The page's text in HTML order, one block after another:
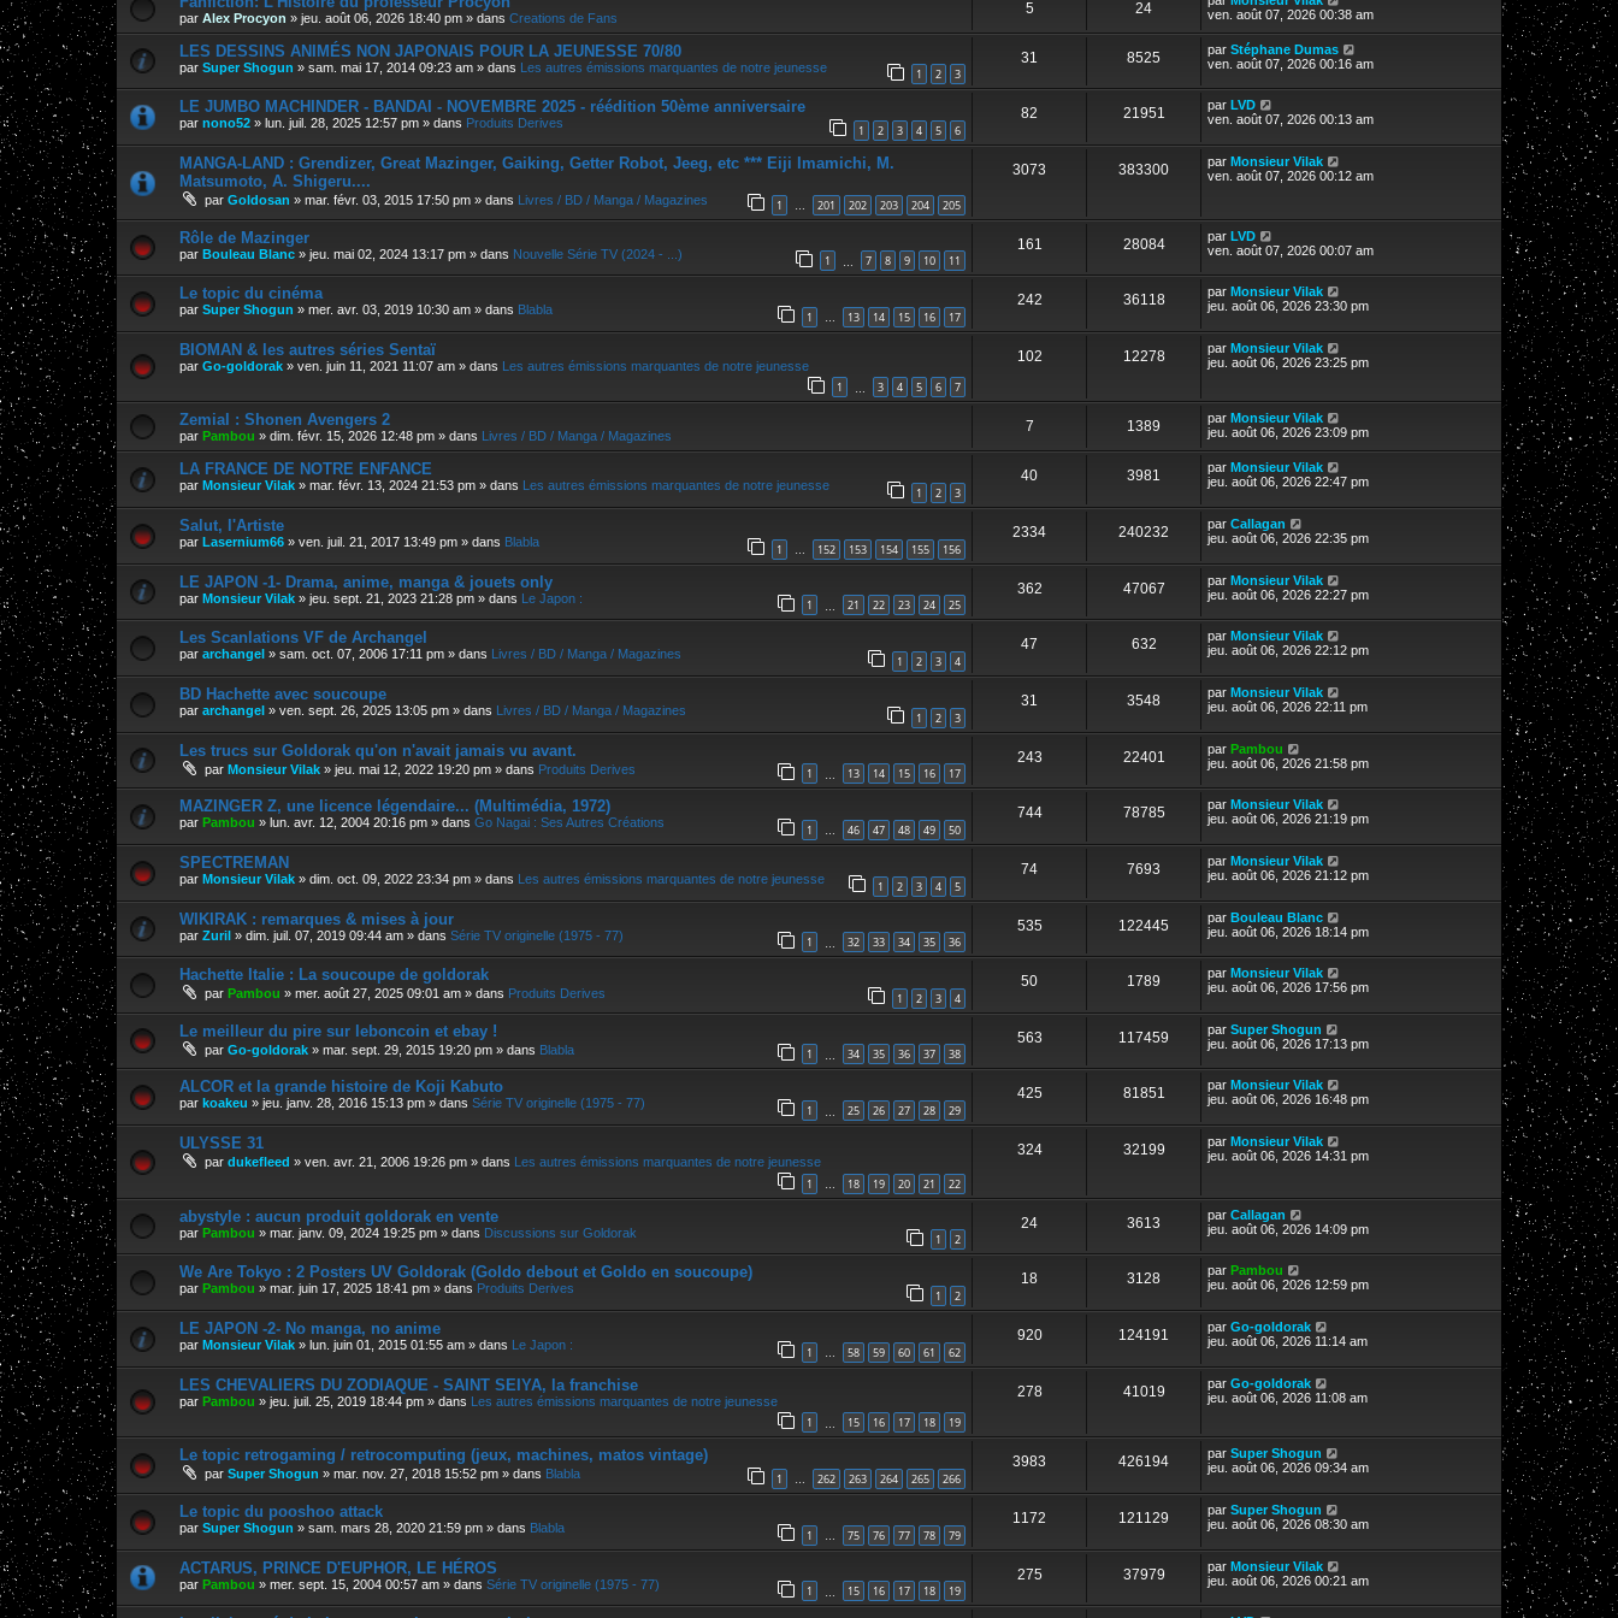
par Alex Procyon » jeu. août 06, 2026 18:40 pm » dans Creations de Fans
5 24
ven. août 07, 2026 00:38 am
LES DESSINS ANIMÉS NON JAPONAIS POUR LA JEUNESSE 70/80
par Super Shogun » sam. mai 17, 2014 09:23 am » dans Les autres émissions marquantes de notre jeunesse 1 2 3
31 8525 par Stéphane Dumas
ven. août 07, 2026 00:16 am
LE JUMBO MACHINDER - BANDAI - NOVEMBRE 2025 - réédition 50ème anniversaire
par nono52 » lun. juil. 28, 2025 12:57 pm » dans Produits Derives 1 2 3 4 5 6
82 21951 par LVD
ven. août 07, 2026 00:13 am
MANGA-LAND : Grendizer, Great Mazinger, Gaiking, Getter Robot, Jeeg, etc *** Eiji Imamichi, M.
Matsumoto, A. Shigeru....
par Goldosan » mar. févr. 03, 2015 17:50 pm » dans Livres / BD / Manga / Magazines 1 201 202 203 204 205
3073 383300 par Monsieur Vilak
ven. août 07, 2026 00:12 am
Rôle de Mazinger
par Bouleau Blanc » jeu. mai 02, 2024 13:17 pm » dans Nouvelle Série TV (2024 - ...) 1 7 8 9 10 11
161 28084 par LVD
ven. août 07, 2026 00:07 am
Le topic du cinéma
par Super Shogun » mer. avr. 03, 2019 10:30 am » dans Blabla 1 … 13 14 15 16 17
242 36118 par Monsieur Vilak
jeu. août 06, 2026 23:30 pm
BIOMAN & les autres séries Sentaï
par Go-goldorak » ven. juin 11, 2021 11:07 am » dans Les autres émissions marquantes de notre jeunesse
1 3 4 5 6 7
102 12278 par Monsieur Vilak
jeu. août 06, 2026 23:25 pm
Zemial : Shonen Avengers 2
par Pambou » dim. févr. 15, 2026 12:48 pm » dans Livres / BD / Manga / Magazines
7 1389 par Monsieur Vilak
jeu. août 06, 2026 23:09 pm
LA FRANCE DE NOTRE ENFANCE
par Monsieur Vilak » mar. févr. 13, 2024 21:53 pm » dans Les autres émissions marquantes de notre jeunesse 1 2 3
40 3981 par Monsieur Vilak
jeu. août 06, 2026 22:47 pm
Salut, l'Artiste
par Lasernium66 » ven. juil. 21, 2017 13:49 pm » dans Blabla 1 … 152 153 154 155 156
2334 240232 par Callagan
jeu. août 06, 2026 22:35 pm
LE JAPON -1- Drama, anime, manga & jouets only
par Monsieur Vilak » jeu. sept. 21, 2023 21:28 pm » dans Le Japon : 1 21 22 23 24 25
362 47067 par Monsieur Vilak
jeu. août 06, 2026 22:27 pm
Les Scanlations VF de Archangel
par archangel » sam. oct. 07, 2006 17:11 pm » dans Livres / BD / Manga / Magazines 1 2 3 4
47 632 par Monsieur Vilak
jeu. août 06, 2026 22:12 pm
BD Hachette avec soucoupe
par archangel » ven. sept. 26, 2025 13:05 pm » dans Livres / BD / Manga / Magazines 1 2 3
31 3548 par Monsieur Vilak
jeu. août 06, 2026 22:11 pm
Les trucs sur Goldorak qu'on n'avait jamais vu avant.
par Monsieur Vilak » jeu. mai 12, 2022 19:20 pm » dans Produits Derives 1 13 14 15 16 17
243 22401 par Pambou
jeu. août 06, 2026 21:58 pm
MAZINGER Z, une licence légendaire... (Multimédia, 1972)
par Pambou » lun. avr. 12, 2004 20:16 pm » dans Go Nagai : Ses Autres Créations 1 … 46 47 48 49 50
744 78785 par Monsieur Vilak
jeu. août 06, 2026 21:19 pm
SPECTREMAN
par Monsieur Vilak » dim. oct. 09, 2022 23:34 pm » dans Les autres émissions marquantes de notre jeunesse 1 2 3 4 5
74 7693 par Monsieur Vilak
jeu. août 06, 2026 21:12 pm
WIKIRAK : remarques & mises à jour
par Zuril » dim. juil. 07, 2019 09:44 am » dans Série TV originelle (1975 - 77) 1 32 33 34 35 36
535 122445 par Bouleau Blanc
jeu. août 06, 2026 18:14 pm
Hachette Italie : La soucoupe de goldorak
par Pambou » mer. août 27, 2025 09:01 am » dans Produits Derives 1 2 3 4
50 1789 par Monsieur Vilak
jeu. août 06, 2026 17:56 pm
Le meilleur du pire sur leboncoin et ebay !
par Go-goldorak » mar. sept. 29, 2015 19:20 pm » dans Blabla 1 34 35 36 37 38
563 117459 par Super Shogun
jeu. août 06, 2026 17:13 pm
ALCOR et la grande histoire de Koji Kabuto
par koakeu » jeu. janv. 28, 2016 15:13 pm » dans Série TV originelle (1975 - 77) 1 25 26 27 28 29
425 81851 par Monsieur Vilak
jeu. août 06, 2026 16:48 pm
ULYSSE 31
par dukefleed » ven. avr. 21, 2006 19:26 pm » dans Les autres émissions marquantes de notre jeunesse
1 … 18 19 20 21 22
324 32199 par Monsieur Vilak
jeu. août 06, 2026 14:31 pm
abystyle : aucun produit goldorak en vente
par Pambou » mar. janv. 09, 2024 19:25 pm » dans Discussions sur Goldorak 1 2
24 3613 par Callagan
jeu. août 06, 2026 14:09 pm
We Are Tokyo : 2 Posters UV Goldorak (Goldo debout et Goldo en soucoupe)
par Pambou » mar. juin 17, 2025 18:41 pm » dans Produits Derives 1 2
18 3128 par Pambou
jeu. août 06, 2026 12:59 pm
LE JAPON -2- No manga, no anime
par Monsieur Vilak » lun. juin 01, 2015 01:55 am » dans Le Japon : 1 … 58 59 60 61 62
920 124191 par Go-goldorak
jeu. août 06, 2026 11:14 am
LES CHEVALIERS DU ZODIAQUE - SAINT SEIYA, la franchise
par Pambou » jeu. juil. 25, 2019 18:44 pm » dans Les autres émissions marquantes de notre jeunesse
1 15 16 17 18 19
278 41019 par Go-goldorak
jeu. août 06, 2026 11:08 am
Le topic retrogaming / retrocomputing (jeux, machines, matos vintage)
par Super Shogun » mar. nov. 27, 2018 15:52 pm » dans Blabla 1 … 262 263 264 265 266
3983 426194 par Super Shogun
jeu. août 06, 2026 09:34 am
Le topic du pooshoo attack
par Super Shogun » sam. mars 28, 2020 21:59 pm » dans Blabla 1 … 75 76 77 78 79
1172 121129 par Super Shogun
jeu. août 06, 2026 08:30 am
ACTARUS, PRINCE D'EUPHOR, LE HÉROS
par Pambou » mer. sept. 15, 2004 00:57 am » dans Série TV originelle (1975 - 77) 1 15 16 17 18 19
275 37979 par Monsieur Vilak
jeu. août 06, 2026 00:21 am